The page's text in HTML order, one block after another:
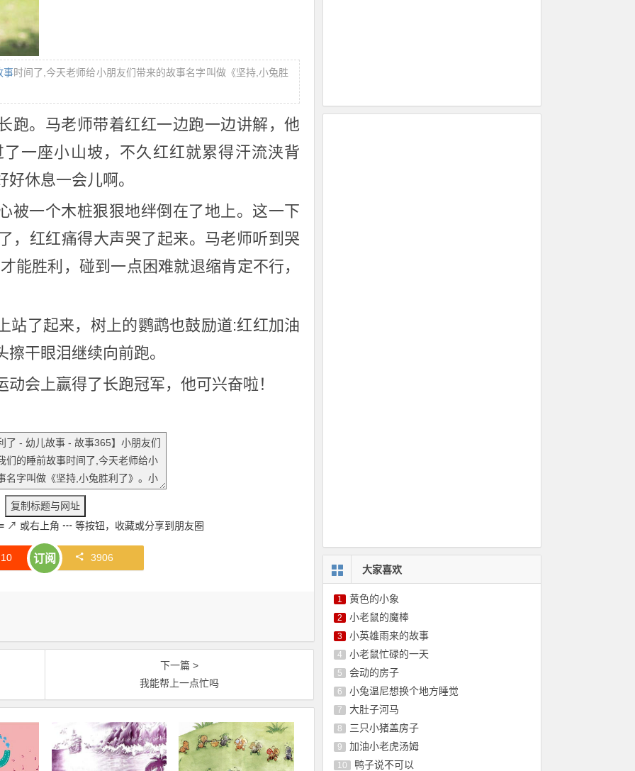
事时间了,今天老师给小朋友们带来的故事名字叫做《坚持,小兔胜
跑。马老师带着红红一边跑一边讲解，他
一座小山坡，不久红红就累得汗流浃背
休息一会儿啊。
被一个木桩狠狠地绊倒在了地上。这一下
，红红痛得大声哭了起来。马老师听到哭
能胜利，碰到一点困难就退缩肯定不行，
站了起来，树上的鹦鹉也鼓励道:红红加油
干眼泪继续向前跑。
会上赢得了长跑冠军，他可兴奋啦！
↗ 或右上角 ┅等按钮，收藏或分享到朋友圈
10 订阅 3906
下一篇 >
我能帮上一点忙吗
大家喜欢
1 黄色的小象
2 小老鼠的魔棒
3 小英雄雨来的故事
4 小老鼠忙碌的一天
5 会动的房子
6 小兔温尼想换个地方睡觉
7 大肚子河马
8 三只小猪盖房子
9 加油小老虎汤姆
10 鸭子说不可以